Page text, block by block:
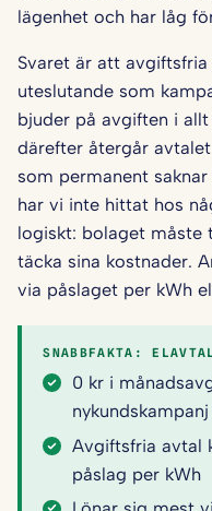
lägenhet och har låg
Svaret är att
uteslutande som
bjuder på avgiften i
därefter återgår
som permanent
har vi inte hittat hos
logiskt: bolaget måste
täcka sina kostnader.
via påslaget per kWh
SNABBFAKTA:
0 kr i
Avgiftsfria avtal
påslag per kWh